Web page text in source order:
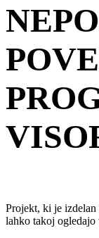
Projekt, ki je
lahko takoj